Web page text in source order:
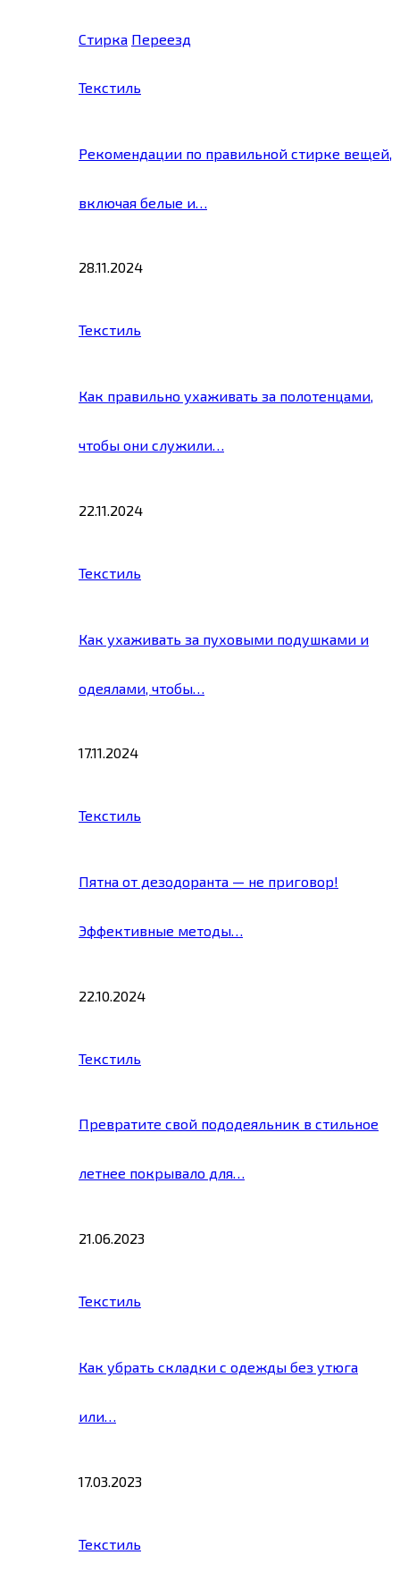
Стирка Переезд
Текстиль
Рекомендации по правильной стирке вещей,
включая белые и…
28.11.2024
Текстиль
Как правильно ухаживать за полотенцами,
чтобы они служили…
22.11.2024
Текстиль
Как ухаживать за пуховыми подушками и
одеялами, чтобы…
17.11.2024
Текстиль
Пятна от дезодоранта — не приговор!
Эффективные методы…
22.10.2024
Текстиль
Превратите свой пододеяльник в стильное
летнее покрывало для…
21.06.2023
Текстиль
Как убрать складки с одежды без утюга
или…
17.03.2023
Текстиль